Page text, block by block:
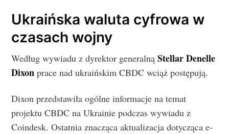
Ukraińska waluta cyfrowa w
czasach wojny
Według wywiadu z dyrektor generalnąStellar Denelle
Dixon prace nad ukraińskim CBDC wciąż postępują.
Dixon przedstawiła ogólne informacje na temat
projektu CBDC na Ukrainie podczas wywiadu z
Coindesk. Ostatnia znacząca aktualizacja dotycząca e-